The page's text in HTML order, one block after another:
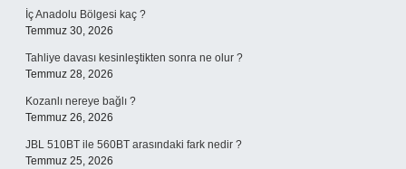
İç Anadolu Bölgesi kaç ?
Temmuz 30, 2026
Tahliye davası kesinleştikten sonra ne olur ?
Temmuz 28, 2026
Kozanlı nereye bağlı ?
Temmuz 26, 2026
JBL 510BT ile 560BT arasındaki fark nedir ?
Temmuz 25, 2026